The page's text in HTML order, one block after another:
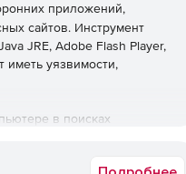
приложений,
сайтов. Инструмент
JRE, Adobe Flash Player,
иметь уязвимости,
в поисках